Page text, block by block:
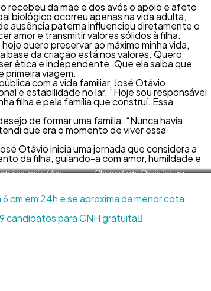
recebeu da mãe e dos avós o apoio e afeto
biológico ocorreu apenas na vida adulta,
ausência paterna influenciou diretamente o
amor e transmitir valores sólidos à filha.
quero preservar ao máximo minha vida,
base da criação está nos valores. Quero
ética e independente. Que ela saiba que
primeira viagem.
com a vida familiar, José Otávio
e estabilidade no lar. “Hoje sou responsável
filha e pela família que construí. Essa
de formar uma família. “Nunca havia
que era o momento de viver essa
Otávio inicia uma jornada que considera a
da filha, guiando-a com amor, humildade e
pai e filha
Foto:
Chegada de Olívia trouxe
Pinheiro/Sejusp
cm em 24h e se aproxima da menor cota
candidatos para CNH gratuita